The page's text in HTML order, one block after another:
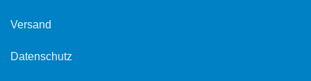
Versand
Datenschutz